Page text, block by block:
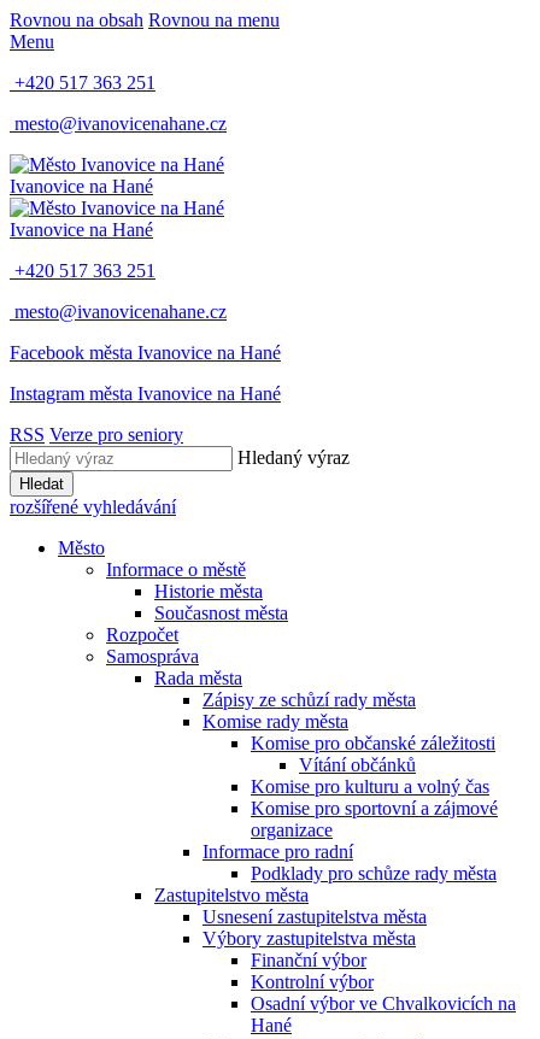
Rovnou na obsah Rovnou na menu
Menu
+420 517 363 251
mesto@ivanovicenahane.cz
Ivanovice na Hané
Ivanovice na Hané
+420 517 363 251
mesto@ivanovicenahane.cz
Facebook města Ivanovice na Hané
Instagram města Ivanovice na Hané
RSS Verze pro seniory
Hledaný výraz
Hledat
rozšířené vyhledávání
Město
Informace o městě
Historie města
Současnost města
Rozpočet
Samospráva
Rada města
Zápisy ze schůzí rady města
Komise rady města
Komise pro občanské záležitosti
Vítání občánků
Komise pro kulturu a volný čas
Komise pro sportovní a zájmové
organizace
Informace pro radní
Podklady pro schůze rady města
Zastupitelstvo města
Usnesení zastupitelstva města
Výbory zastupitelstva města
Finanční výbor
Kontrolní výbor
Osadní výbor ve Chvalkovicích na
Hané